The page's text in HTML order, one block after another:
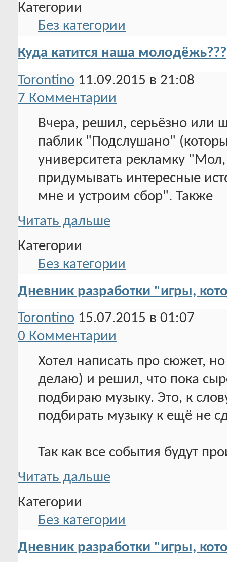
Категории
Без категории
Куда катится наша молодёжь???
Torontino 11.09.2015 в 21:08
7 Комментарии
Вчера, решил, серьёзно или
паблик "Подслушано"
университета рекламку "Мол,
придумывать интересные
мне и устроим сбор". Также
Читать дальше
Категории
Без категории
Дневник разработки "игры,
Torontino 15.07.2015 в 01:07
0 Комментарии
Хотел написать про сюжет,
делаю) и решил, что пока
подбираю музыку. Это, к
подбирать музыку к ещё не
Так как все события будут
Читать дальше
Категории
Без категории
Дневник разработки "игры,